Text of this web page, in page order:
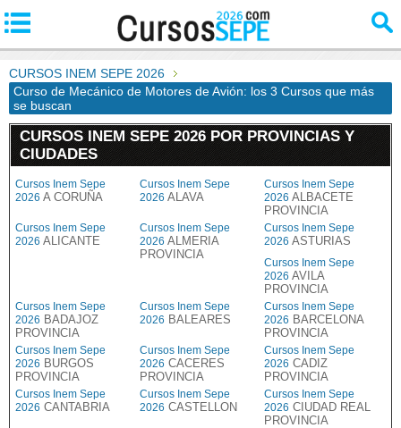
CURSOS INEM SEPE 2026
Curso de Mecánico de Motores de Avión: los 3 Cursos que más
se buscan
CURSOS INEM SEPE 2026 POR PROVINCIAS Y
CIUDADES
Cursos Inem Sepe
2026 A CORUÑA
Cursos Inem Sepe
2026 ALAVA
Cursos Inem Sepe
2026 ALBACETE
PROVINCIA
Cursos Inem Sepe
2026 ALICANTE
Cursos Inem Sepe
2026 ALMERIA
PROVINCIA
Cursos Inem Sepe
2026 ASTURIAS
Cursos Inem Sepe
2026 AVILA
PROVINCIA
Cursos Inem Sepe
2026 BADAJOZ
PROVINCIA
Cursos Inem Sepe
2026 BALEARES
Cursos Inem Sepe
2026 BARCELONA
PROVINCIA
Cursos Inem Sepe
2026 BURGOS
PROVINCIA
Cursos Inem Sepe
2026 CACERES
PROVINCIA
Cursos Inem Sepe
2026 CADIZ
PROVINCIA
Cursos Inem Sepe
2026 CANTABRIA
Cursos Inem Sepe
2026 CASTELLON
Cursos Inem Sepe
2026 CIUDAD REAL
PROVINCIA